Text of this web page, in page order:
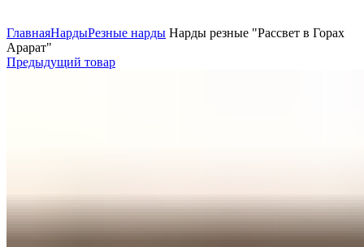
ГлавнаяНардыРезные нарды Нарды резные "Рассвет в Горах
Арарат"
Предыдущий товар